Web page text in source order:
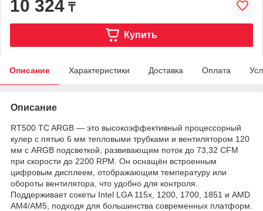
10 324 ₸
Купить
Описание Характеристики Доставка Оплата
Описание
RT500 TC ARGB — это высокоэффективный процессорный
кулер с пятью 6 мм тепловыми трубками и вентилятором 120
мм с ARGB подсветкой, развивающим поток до 73,32 CFM
при скорости до 2200 RPM. Он оснащён встроенным
цифровым дисплеем, отображающим температуру или
обороты вентилятора, что удобно для контроля.
Поддерживает сокеты Intel LGA 115x, 1200, 1700, 1851 и AMD
AM4/AM5, подходя для большинства современных платформ.